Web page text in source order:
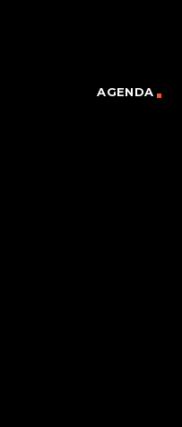
AGENDA